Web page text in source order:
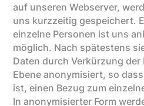
auf unseren Webserver,
uns kurzzeitig gespeichert.
einzelne Personen ist uns
möglich. Nach spätestens
Daten durch Verkürzung
Ebene anonymisiert, so
ist, einen Bezug zum
In anonymisierter Form